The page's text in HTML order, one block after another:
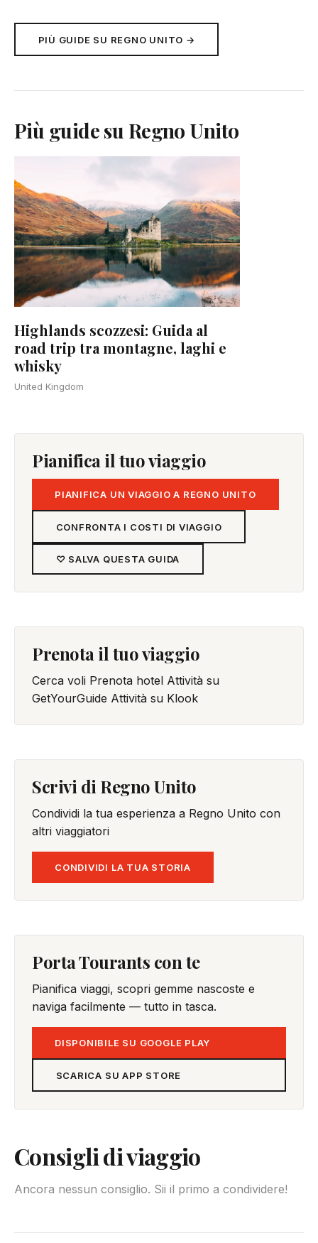
PIÙ GUIDE SU REGNO UNITO →
Più guide su Regno Unito
Highlands scozzesi: Guida al
road trip tra montagne, laghi e
whisky
United Kingdom
Pianifica il tuo viaggio
PIANIFICA UN VIAGGIO A REGNO UNITO
CONFRONTA I COSTI DI VIAGGIO
♡ SALVA QUESTA GUIDA
Prenota il tuo viaggio
Cerca voli Prenota hotel Attività su
GetYourGuide Attività su Klook
Scrivi di Regno Unito
Condividi la tua esperienza a Regno Unito con
altri viaggiatori
CONDIVIDI LA TUA STORIA
Porta Tourants con te
Pianifica viaggi, scopri gemme nascoste e
naviga facilmente — tutto in tasca.
DISPONIBILE SU GOOGLE PLAY
SCARICA SU APP STORE
Consigli di viaggio
Ancora nessun consiglio. Sii il primo a condividere!